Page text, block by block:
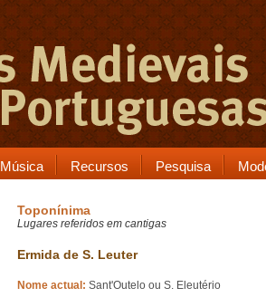
Música Recursos Pesquisa
Toponínima
Lugares referidos em cantigas
Ermida de S. Leuter
Nome actual: Sant'Outelo ou S. Eleutério